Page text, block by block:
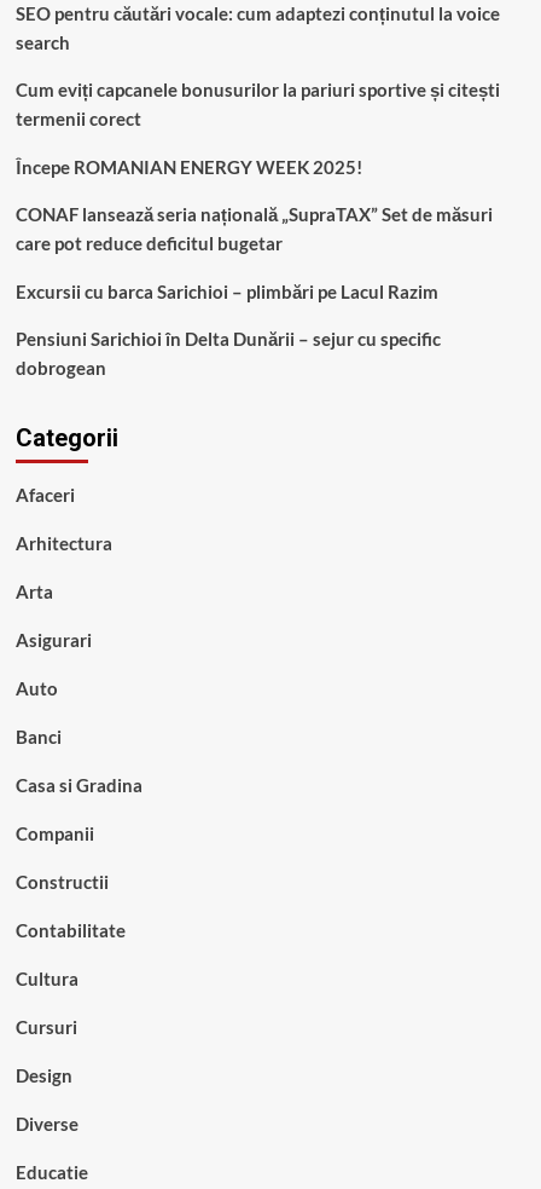
SEO pentru căutări vocale: cum adaptezi conținutul la voice
search
Cum eviți capcanele bonusurilor la pariuri sportive și citești
termenii corect
Începe ROMANIAN ENERGY WEEK 2025!
CONAF lansează seria națională „SupraTAX” Set de măsuri
care pot reduce deficitul bugetar
Excursii cu barca Sarichioi – plimbări pe Lacul Razim
Pensiuni Sarichioi în Delta Dunării – sejur cu specific
dobrogean
Categorii
Afaceri
Arhitectura
Arta
Asigurari
Auto
Banci
Casa si Gradina
Companii
Constructii
Contabilitate
Cultura
Cursuri
Design
Diverse
Educatie